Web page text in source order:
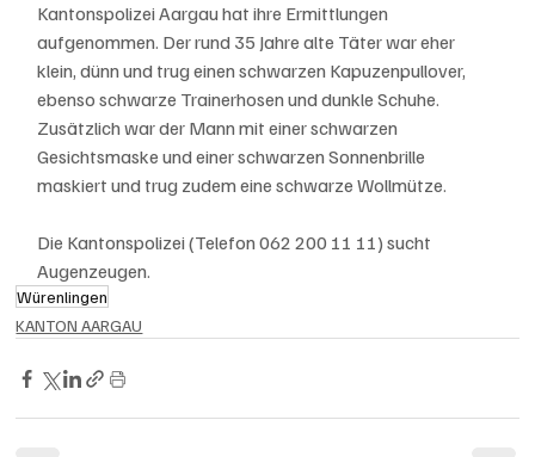
Kantonspolizei Aargau hat ihre Ermittlungen
aufgenommen. Der rund 35 Jahre alte Täter war eher
klein, dünn und trug einen schwarzen Kapuzenpullover,
ebenso schwarze Trainerhosen und dunkle Schuhe.
Zusätzlich war der Mann mit einer schwarzen
Gesichtsmaske und einer schwarzen Sonnenbrille
maskiert und trug zudem eine schwarze Wollmütze.
Die Kantonspolizei (Telefon 062 200 11 11) sucht
Augenzeugen.
Würenlingen
KANTON AARGAU